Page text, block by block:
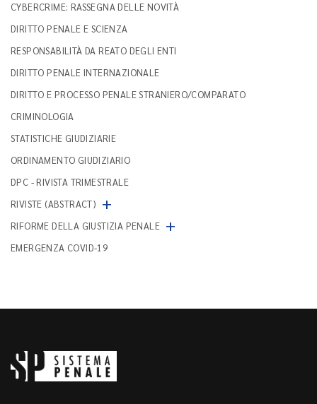
CYBERCRIME: RASSEGNA DELLE NOVITÀ
DIRITTO PENALE E SCIENZA
RESPONSABILITÀ DA REATO DEGLI ENTI
DIRITTO PENALE INTERNAZIONALE
DIRITTO E PROCESSO PENALE STRANIERO/COMPARATO
CRIMINOLOGIA
STATISTICHE GIUDIZIARIE
ORDINAMENTO GIUDIZIARIO
DPC - RIVISTA TRIMESTRALE
RIVISTE (ABSTRACT) +
RIFORME DELLA GIUSTIZIA PENALE +
EMERGENZA COVID-19